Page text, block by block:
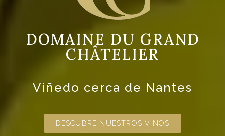
DOMAINE DU GRAND
CHÂTELIER
Viñedo cerca de Nantes
DESCUBRE NUESTROS VINOS